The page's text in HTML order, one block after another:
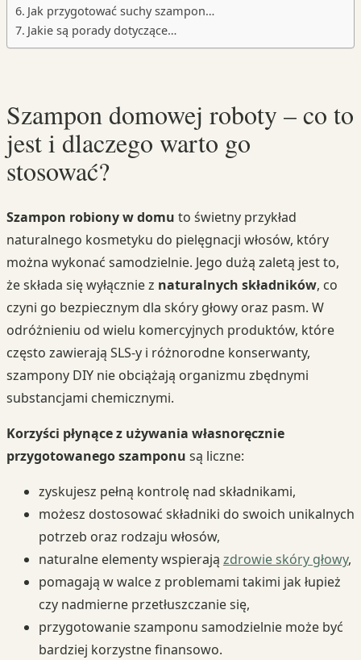
Jak przygotować suchy szampon…
Jakie są porady dotyczące…
Szampon domowej roboty – co to
jest i dlaczego warto go
stosować?
Szampon robiony w domu to świetny przykład
naturalnego kosmetyku do pielęgnacji włosów, który
można wykonać samodzielnie. Jego dużą zaletą jest to,
że składa się wyłącznie z naturalnych składników, co
czyni go bezpiecznym dla skóry głowy oraz pasm. W
odróżnieniu od wielu komercyjnych produktów, które
często zawierają SLS-y i różnorodne konserwanty,
szampony DIY nie obciążają organizmu zbędnymi
substancjami chemicznymi.
Korzyści płynące z używania własnoręcznie
przygotowanego szamponu są liczne:
zyskujesz pełną kontrolę nad składnikami,
możesz dostosować składniki do swoich unikalnych
potrzeb oraz rodzaju włosów,
naturalne elementy wspierają zdrowie skóry głowy,
pomagają w walce z problemami takimi jak łupież
czy nadmierne przetłuszczanie się,
przygotowanie szamponu samodzielnie może być
bardziej korzystne finansowo.